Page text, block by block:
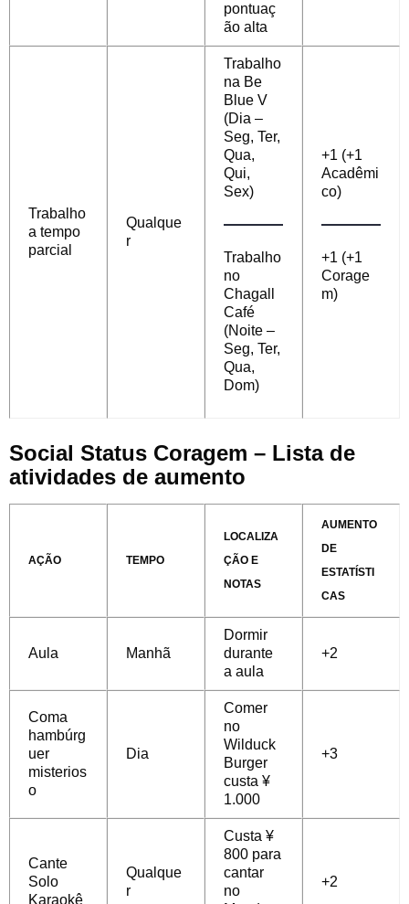
pontuaç
ão alta
Trabalho
a tempo
parcial
Qualque
r
Trabalho
na Be
Blue V
(Dia –
Seg, Ter,
Qua,
Qui,
Sex)
Trabalho
no
Chagall
Café
(Noite –
Seg, Ter,
Qua,
Dom)
+1 (+1
Acadêmi
co)
+1 (+1
Corage
m)
Social Status Coragem – Lista de
atividades de aumento
AÇÃO TEMPO
LOCALIZA
ÇÃO E
NOTAS
AUMENTO
DE
ESTATÍSTI
CAS
Aula Manhã
Dormir
durante
a aula
+2
Coma
hambúrg
uer
misterios
o
Dia
Comer
no
Wilduck
Burger
custa ¥
1.000
+3
Cante
Solo
Karaokê
Qualque
r
Custa ¥
800 para
cantar
no
+2